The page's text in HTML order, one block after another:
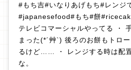
#もち吉#いなりあげもち#レンジ
#japanesefood#もち#餅
テレビコマーシャルやってる ・
まった(*´艸`) 後ろのお餅もトロ
るけど…… ・ レンジする時は配
な。